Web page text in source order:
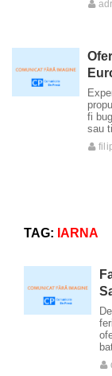
fi
sau
TAG: IARNA